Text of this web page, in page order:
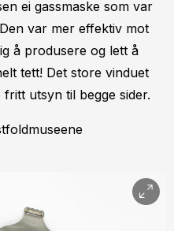
ei gassmaske som var
var mer effektiv mot
å produsere og lett å
tett! Det store vinduet
utsyn til begge sider.